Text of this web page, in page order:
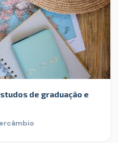
de graduação e